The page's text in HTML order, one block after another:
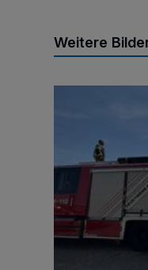
Weitere